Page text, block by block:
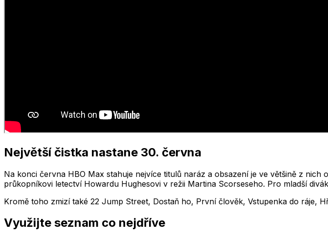
Největší čistka nastane 30. června
Na konci června HBO Max stahuje nejvíce titulů naráz a obsazení je ve většině z nich
průkopníkovi letectví Howardu Hughesovi v režii Martina Scorseseho. Pro mladší
Kromě toho zmizí také 22 Jump Street, Dostaň ho, První člověk, Vstupenka do ráje,
Využijte seznam co nejdříve